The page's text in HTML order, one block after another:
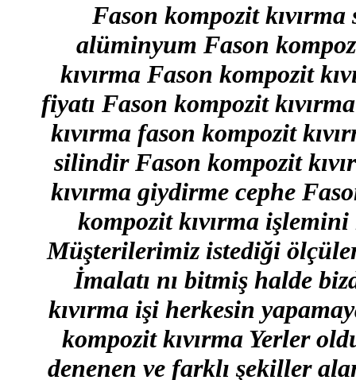
Fason kompozit
alüminyum Fason
kıvırma Fason kompozit
fiyatı Fason kompozit
kıvırma fason kompozit
silindir Fason kompozit
kıvırma giydirme cephe
kompozit kıvırma
Müşterilerimiz istediği
İmalatı nı bitmiş halde
kıvırma işi herkesin
kompozit kıvırma Yerler
denenen ve farklı şekiller